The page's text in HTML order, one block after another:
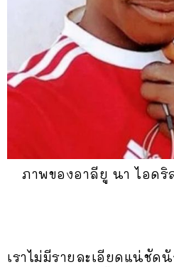
ภาพของอาลียู นา ไอด
เราไม่มีรายละเอียดแน่ชัดนั